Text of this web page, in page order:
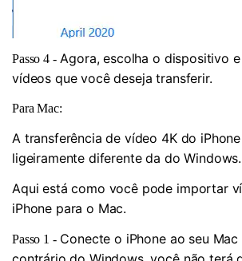
Passo 4 -Agora, escolha o dispositivo
vídeos que você deseja transferir.
Para Mac:
A transferência de vídeo 4K do
ligeiramente diferente da do Windows.
Aqui está como você pode importar
iPhone para o Mac.
Passo 1 -Conecte o iPhone ao seu Mac